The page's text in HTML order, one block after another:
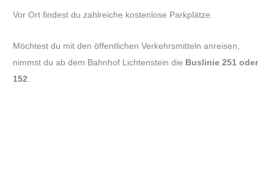
Vor Ort findest du zahlreiche kostenlose Parkplätze.
Möchtest du mit den öffentlichen Verkehrsmitteln anreisen,
nimmst du ab dem Bahnhof Lichtenstein die Buslinie 251 oder
152